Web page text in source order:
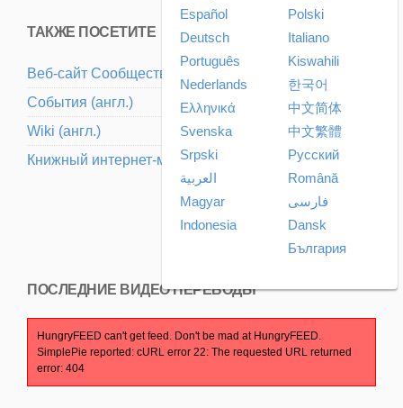
ТАКЖЕ ПОСЕТИТЕ
Веб-сайт Cообщества (aнгл.)
События (aнгл.)
Wiki (aнгл.)
Книжный интернет-магазин (aнгл.)
Español
Deutsch
Português
Nederlands
Ελληνικά
Svenska
Srpski
العربية
Magyar
Indonesia
Polski
Italiano
Kiswahili
한국어
中文简体
中文繁體
Pусский
Română
فارسی
Dansk
България
ПОСЛЕДНИЕ ВИДЕО ПЕРЕВОДЫ
HungryFEED can't get feed. Don't be mad at HungryFEED.
SimplePie reported: cURL error 22: The requested URL returned
error: 404